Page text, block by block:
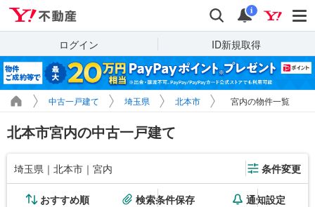
検索 通知
i
ログイン ID新規取得
中古一戸建て 埼玉県 北本市 宮内の物件一覧
北本市宮内の中古一戸建て
埼玉県｜北本市｜宮内 条件変更
おすすめ順 検索条件保存 通知設定